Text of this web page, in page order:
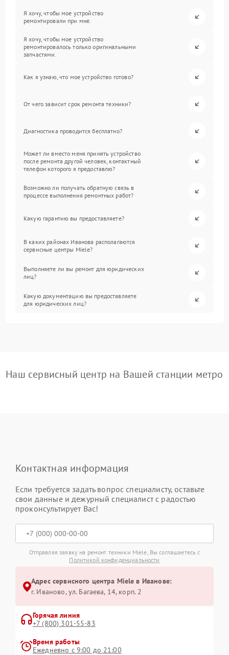
Я хочу, чтобы мое устройство
ремонтировали при мне.
Я хочу, чтобы мое устройство
ремонтировалось только оригинальными
запчастями.
Как я узнаю, что мое устройство готово?
От чего зависит срок ремонта техники?
Диагностика проводится бесплатно?
Может ли вместо меня принять устройство
после ремонта другой человек, контактный
телефон которого я предоставлю?
Возможно ли получать обратную связь в
процессе выполнения ремонтных работ?
Какую гарантию вы предоставляете?
В каких районах Иванова располагаются
сервисные центры Miele?
Выполняете ли вы ремонт для юридических
лиц?
Какую документацию вы предоставляете
для юридических лиц?
Наш сервисный центр на Вашей станции метро
Контактная информация
Если требуется задать вопрос специалисту, оставьте
свои данные и дежурный специалист с радостью
проконсультирует Вас!
Отправляя заявку на ремонт техники Miele, Вы соглашаетесь с
Политикой конфиденциальности
Адрес сервисного центра Miele в Иванове:
г. Иваново, ул. Багаева, 14, корп. 2
Горячая линия
+7 (800) 301-55-83
Время работы
Ежедневно с 9:00 до 21:00